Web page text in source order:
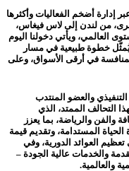
إدارة أضخم الفعاليات وأكثرها
من لندن إلى لاس فيغاس،
ويأتي دخولنا اليوم
خطوة طبيعية في مسار
في أرقى الأسواق، وعلى
والعضو المنتدب
التحالف الممتد، الذي
والفن والرياضة، بما يعزز
المستدامة، وتقديم قيمة
العوائد الدورية، وفي
والخدمات عالية الجودة –
والعالمية.